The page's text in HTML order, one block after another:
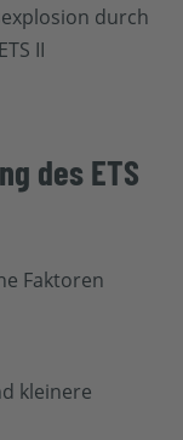
durch
II
des ETS
Faktoren
kleinere